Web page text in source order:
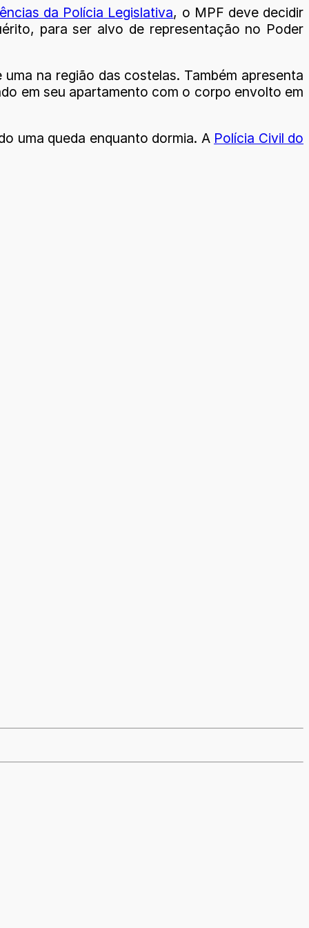
da Polícia Legislativa, o MPF deve decidir
para ser alvo de representação no Poder
na região das costelas. Também apresenta
em seu apartamento com o corpo envolto em
uma queda enquanto dormia. A Polícia Civil do